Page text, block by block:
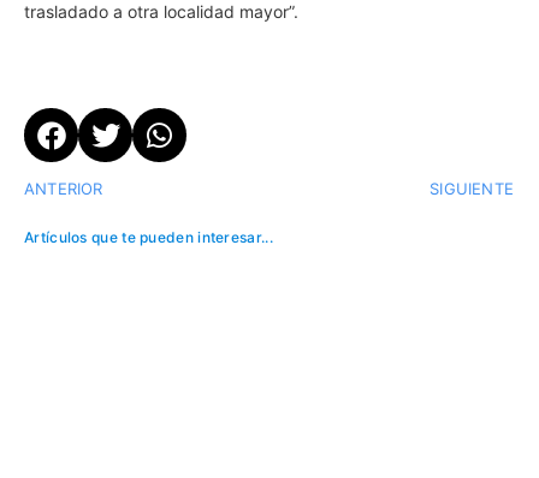
trasladado a otra localidad mayor”.
ANTERIOR SIGUIENTE
Artículos que te pueden interesar...